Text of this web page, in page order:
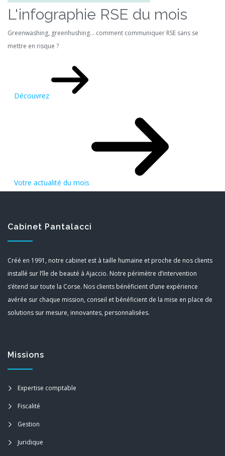
L'infographie RSE du mois
Greenwashing, greenhushing… comment communiquer RSE sans se
mettre en risque ?
Découvrez
Votre actualité du mois
Cabinet Pantalacci
Créé en 1991, notre cabinet est à taille humaine et proche de nos clients
installé sur l’île de beauté à Ajaccio. Notre périmètre d’intervention
s’étend sur toute la Corse. Nos clients bénéficient d’une expérience
avérée sur chaque mission, conseil et bénéficient de la mise en place de
solutions sur mesure, innovantes, personnalisées.
Missions
Expertise comptable
Fiscalité
Gestion
Juridique